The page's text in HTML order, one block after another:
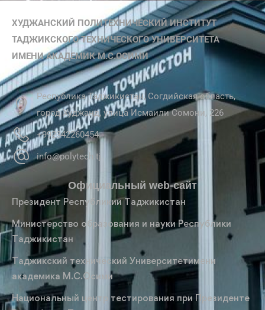
ХУДЖАНСКИЙ ПОЛИТЕХНИЧЕСКИЙ ИНСТИТУТ
ТАДЖИКСКОГО ТЕХНИЧЕСКОГО УНИВЕРСИТЕТА
ИМЕНИ АКАДЕМИК М.С.ОСИМИ
Республика Таджикистан, Согдийская область,
город Худжанд, улица Исмаили Сомони, 226
+992342260454
info@polytech.tj
Официальный web-сайт
Президент Республикии Таджикистан
Министерство образования и науки Республики
Таджикистан
Таджикский технический Университетимени
академика М.С.Осими
Национальный центр тестирования при Президенте